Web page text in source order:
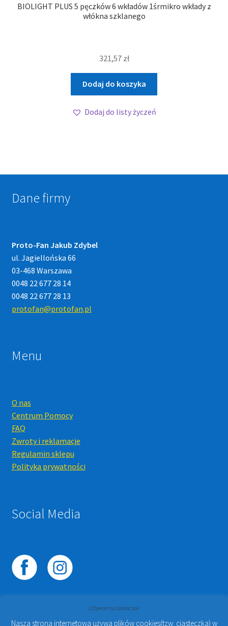
BIOLIGHT PLUS 5 pęczków 6 wkładów 1śrmikro wkłady z
włókna szklanego
321,57 zł
Dodaj do koszyka
Dodaj do listy życzeń
Dane firmy
Proto-Fan Jakub Zdybel
ul. Jagiellońska 66
03-468 Warszawa
0048 22 677 28 14
0048 22 677 28 13
protofan@protofan.pl
Menu
O nas
Centrum Pomocy
FAQ
Zwroty i reklamacje
Regulamin sklepu
Polityka prywatności
Social Media
Używamy ciasteczek
Nasza strona internetowa używa plików cookies(tzw. ciasteczka) w